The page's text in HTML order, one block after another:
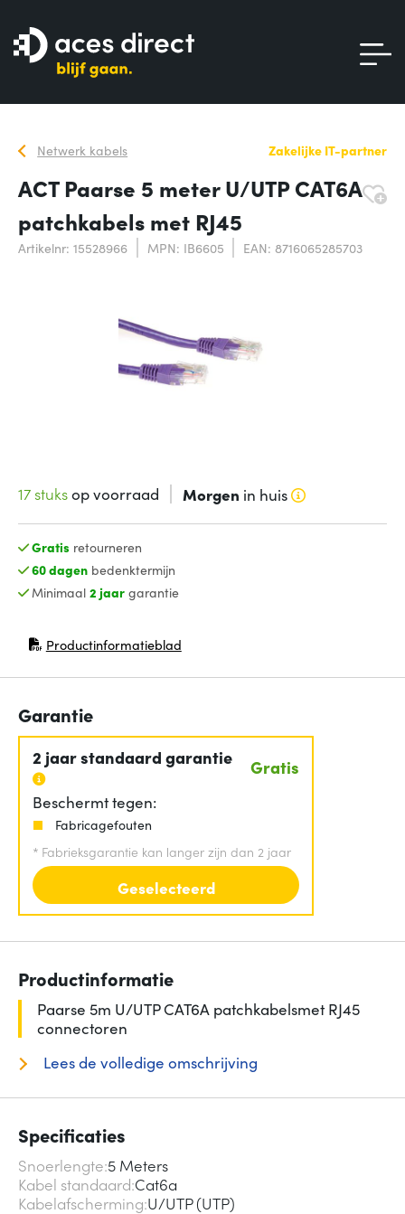
Netwerk kabels Zakelijke IT-partner
ACT Paarse 5 meter U/UTP CAT6A
patchkabels met RJ45
Artikelnr: 15528966 MPN: IB6605 EAN: 8716065285703
17 stuksop voorraad Morgen in huis
Gratis retourneren
60 dagenbedenktermijn
Minimaal 2 jaargarantie
Productinformatieblad
(opent in nieuw venster)
Garantie
2 jaar standaard garantie Gratis
Beschermt tegen:
Fabricagefouten
* Fabrieksgarantie kan langer zijn dan 2 jaar
Geselecteerd
Productinformatie
Paarse 5m U/UTP CAT6A patchkabelsmet RJ45
connectoren
Lees de volledige omschrijving
Specificaties
Snoerlengte 5 Meters
Kabel standaard Cat6a
Kabelafscherming U/UTP (UTP)